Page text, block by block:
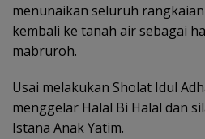
menunaikan seluruh
kembali ke tanah air sebagai
mabruroh.
Usai melakukan Sholat Idul
menggelar Halal Bi Halal dan
Istana Anak Yatim.